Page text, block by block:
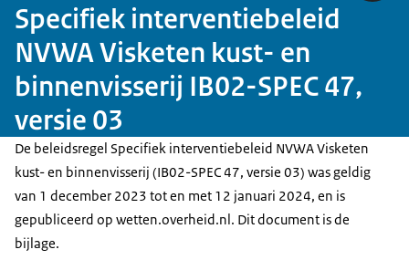
Specifiek interventiebeleid
NVWA Visketen kust- en
binnenvisserij IB02-SPEC 47,
versie 03
De beleidsregel Specifiek interventiebeleid NVWA Visketen
kust- en binnenvisserij (IB02-SPEC 47, versie 03) was geldig
van 1 december 2023 tot en met 12 januari 2024, en is
gepubliceerd op wetten.overheid.nl. Dit document is de
bijlage.